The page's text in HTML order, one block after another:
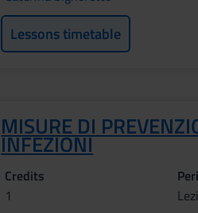
Lessons timetable
MISURE DI
INFEZIONI
Credits
1